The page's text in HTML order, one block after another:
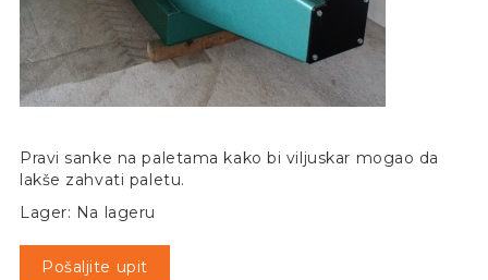
Pravi sanke na paletama kako bi viljuskar mogao da
lakše zahvati paletu.
Lager: Na lageru
Pošaljite upit